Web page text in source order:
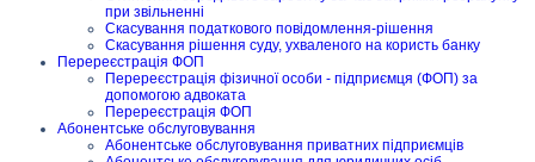
при звільненні
Скасування податкового повідомлення-рішення
Скасування рішення суду, ухваленого на користь банку
Перереєстрація ФОП
Перереєстрація фізичної особи - підприємця (ФОП) за
допомогою адвоката
Перереєстрація ФОП
Абонентське обслуговування
Абонентське обслуговування приватних підприємців